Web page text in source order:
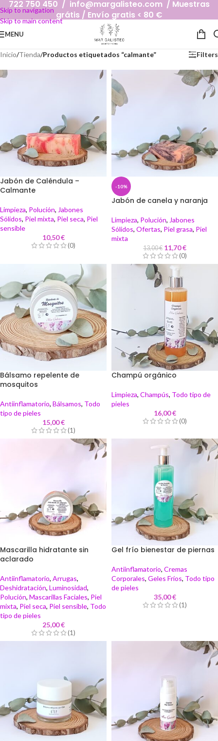
Skip to navigation
Skip to main content
722 750 450 / info@margalisteo.com / Muestras
grátis / Envío gratis < 80 €
MENU
Inicio/Tienda/Productos etiquetados “calmante” Filters
Jabón de Caléndula –
Calmante
Limpieza, Polución, Jabones
Sólidos, Piel mixta, Piel seca, Piel
sensible
10,50€
(0)
-10%
Jabón de canela y naranja
Limpieza, Polución, Jabones
Sólidos, Ofertas, Piel grasa, Piel
mixta
13,00€ 11,70€
(0)
Bálsamo repelente de
mosquitos
Antiinflamatorio, Bálsamos, Todo
tipo de pieles
15,00€
(1)
Champú orgánico
Limpieza, Champús, Todo tipo de
pieles
16,00€
(0)
Mascarilla hidratante sin
aclarado
Antiinflamatorio, Arrugas,
Deshidratación, Luminosidad,
Polución, Mascarillas Faciales, Piel
mixta, Piel seca, Piel sensible, Todo
tipo de pieles
25,00€
(1)
Gel frío bienestar de piernas
Antiinflamatorio, Cremas
Corporales, Geles Fríos, Todo tipo
de pieles
35,00€
(1)